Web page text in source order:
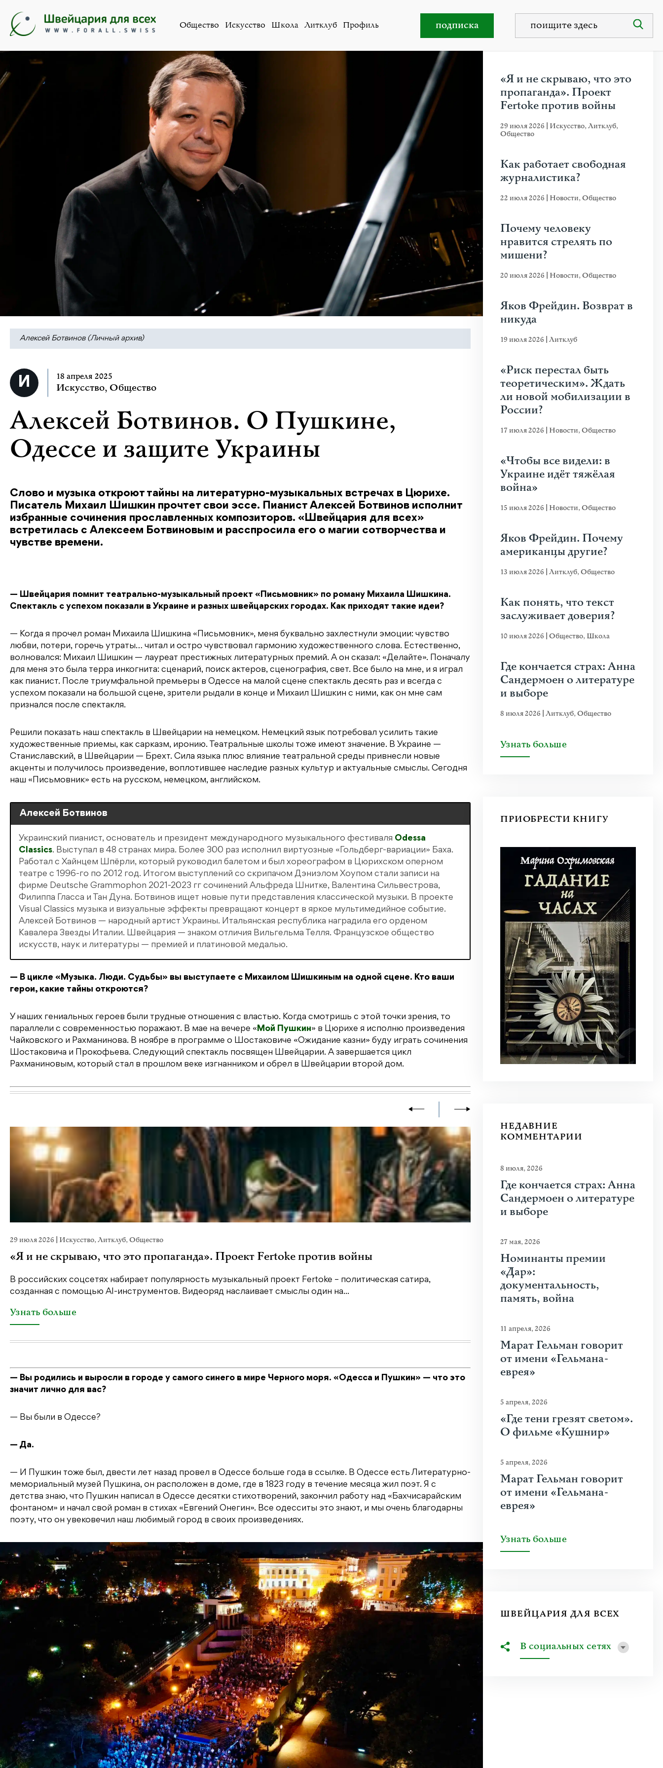
Общество Искусство Школа Литклуб Профиль подписка
Алексей Ботвинов. О Пушкине, Одессе и защите Украины
Алексей Ботвинов (Личный архив)
18 апреля 2025
Искусство, Общество
Алексей Ботвинов. О Пушкине,
Одессе и защите Украины
Слово и музыка откроют тайны на литературно-музыкальных встречах в Цюрихе.
Писатель Михаил Шишкин прочтет свои эссе. Пианист Алексей Ботвинов исполнит
избранные сочинения прославленных композиторов. «Швейцария для всех»
встретилась с Алексеем Ботвиновым и расспросила его о магии сотворчества и
чувстве времени.
— Швейцария помнит театрально-музыкальный проект «Письмовник» по роману Михаила Шишкина.
Спектакль с успехом показали в Украине и разных швейцарских городах. Как приходят такие идеи?
— Когда я прочел роман Михаила Шишкина «Письмовник», меня буквально захлестнули эмоции: чувство
любви, потери, горечь утраты… читал и остро чувствовал гармонию художественного слова. Естественно,
волновался: Михаил Шишкин — лауреат престижных литературных премий. А он сказал: «Делайте». Поначалу
для меня это была терра инкогнита: сценарий, поиск актеров, сценография, свет. Все было на мне, и я играл
как пианист. После триумфальной премьеры в Одессе на малой сцене спектакль десять раз и всегда с
успехом показали на большой сцене, зрители рыдали в конце и Михаил Шишкин с ними, как он мне сам
признался после спектакля.
Решили показать наш спектакль в Швейцарии на немецком. Немецкий язык потребовал усилить такие
художественные приемы, как сарказм, иронию. Театральные школы тоже имеют значение. В Украине —
Станиславский, в Швейцарии — Брехт. Сила языка плюс влияние театральной среды привнесли новые
акценты и получилось произведение, воплотившее наследие разных культур и актуальные смыслы. Сегодня
наш «Письмовник» есть на русском, немецком, английском.
Алексей Ботвинов
Украинский пианист, основатель и президент международного музыкального фестиваля Odessa
Classics. Выступал в 48 странах мира. Более 300 раз исполнил виртуозные «Гольдберг-вариации» Баха.
Работал с Хайнцем Шпёрли, который руководил балетом и был хореографом в Цюрихском оперном
театре с 1996-го по 2012 год. Итогом выступлений со скрипачом Дэниэлом Хоупом стали записи на
фирме Deutsche Grammophon 2021-2023 гг сочинений Альфреда Шнитке, Валентина Сильвестрова,
Филиппа Гласса и Тан Дуна. Ботвинов ищет новые пути представления классической музыки. В проекте
Visual Classics музыка и визуальные эффекты превращают концерт в яркое мультимедийное событие.
Алексей Ботвинов — народный артист Украины. Итальянская республика наградила его орденом
Кавалера Звезды Италии. Швейцария — знаком отличия Вильгельма Телля. Французское общество
искусств, наук и литературы — премией и платиновой медалью.
— В цикле «Музыка. Люди. Судьбы» вы выступаете с Михаилом Шишкиным на одной сцене. Кто ваши
герои, какие тайны откроются?
У наших гениальных героев были трудные отношения с властью. Когда смотришь с этой точки зрения, то
параллели с современностью поражают. В мае на вечере «Мой Пушкин» в Цюрихе я исполню произведения
Чайковского и Рахманинова. В ноябре в программе о Шостаковиче «Ожидание казни» буду играть сочинения
Шостаковича и Прокофьева. Следующий спектакль посвящен Швейцарии. А завершается цикл
Рахманиновым, который стал в прошлом веке изгнанником и обрел в Швейцарии второй дом.
29 июля 2026 Искусство,Литклуб,Общество
«Я и не скрываю, что это пропаганда». Проект Fertoke против войны
В российских соцсетях набирает популярность музыкальный проект Fertoke – политическая сатира,
созданная с помощью AI-инструментов. Видеоряд наслаивает смыслы один на...
Узнать больше
23 июня 2026|Искусство
Молдова между фресками, дронами
На стыке границ Швейцарии, Франции и
искусства Art Basel. Она объединила на
— Вы родились и выросли в городе у самого синего в мире Черного моря. «Одесса и Пушкин» — что это
значит лично для вас?
— Вы были в Одессе?
— Да.
— И Пушкин тоже был, двести лет назад провел в Одессе больше года в ссылке. В Одессе есть Литературно-
мемориальный музей Пушкина, он расположен в доме, где в 1823 году в течение месяца жил поэт. Я с
детства знаю, что Пушкин написал в Одессе десятки стихотворений, закончил работу над «Бахчисарайским
фонтаном» и начал свой роман в стихах «Евгений Онегин». Все одесситы это знают, и мы очень благодарны
поэту, что он увековечил наш любимый город в своих произведениях.
«Я и не скрываю, что это
пропаганда». Проект
Fertoke против войны
29 июля 2026 Искусство,Литклуб,
Общество
Как работает свободная
журналистика?
22 июля 2026 Новости,Общество
Почему человеку
нравится стрелять по
мишени?
20 июля 2026 Новости,Общество
Яков Фрейдин. Возврат в
никуда
19 июля 2026 Литклуб
«Риск перестал быть
теоретическим». Ждать
ли новой мобилизации в
России?
17 июля 2026 Новости,Общество
«Чтобы все видели: в
Украине идёт тяжёлая
война»
15 июля 2026 Новости,Общество
Яков Фрейдин. Почему
американцы другие?
13 июля 2026 Литклуб,Общество
Как понять, что текст
заслуживает доверия?
10 июля 2026 Общество, Школа
Где кончается страх: Анна
Сандермоен о литературе
и выборе
8 июля 2026 Литклуб,Общество
Узнать больше
ПРИОБРЕСТИ КНИГУ
НЕДАВНИЕ
КОММЕНТАРИИ
8 июля, 2026
Где кончается страх: Анна
Сандермоен о литературе
и выборе
27 мая, 2026
Номинанты премии
«Дар»:
документальность,
память, война
11 апреля, 2026
Марат Гельман говорит
от имени «Гельмана-
еврея»
5 апреля, 2026
«Где тени грезят светом».
О фильме «Кушнир»
5 апреля, 2026
Марат Гельман говорит
от имени «Гельмана-
еврея»
Узнать больше
ШВЕЙЦАРИЯ ДЛЯ ВСЕХ
В социальных сетях